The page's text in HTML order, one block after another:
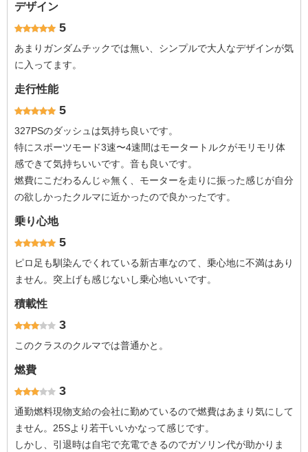
デザイン
5
あまりガンダムチックでは無い、シンプルで大人なデザインが気
に入ってます。
走行性能
5
327PSのダッシュは気持ち良いです。
特にスポーツモード3速〜4速間はモータートルクがモリモリ体
感できて気持ちいいです。音も良いです。
燃費にこだわるんじゃ無く、モーターを走りに振った感じが自分
の欲しかったクルマに近かったので良かったです。
乗り心地
5
ピロ足も馴染んでくれている新古車なのて、乗心地に不満はあり
ません。突上げも感じないし乗心地いいです。
積載性
3
このクラスのクルマでは普通かと。
燃費
3
通勤燃料現物支給の会社に勤めているので燃費はあまり気にして
ません。25Sより若干いいかなって感じです。
しかし、引退時は自宅で充電できるのでガソリン代が助かりま